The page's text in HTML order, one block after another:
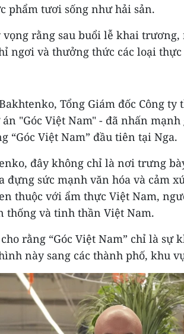
phẩm tươi sống như hải sản.
rằng sau buổi lễ khai
ngơi và thưởng thức các loại
Tổng Giám đốc Công
"Góc Việt Nam" - đã nhấn
“Góc Việt Nam” đầu tiên tại Nga.
đây không chỉ là nơi trưng
đựng sức mạnh văn hóa và cảm
thuộc với ẩm thực Việt Nam,
thống và tinh thần Việt Nam.
rằng “Góc Việt Nam” chỉ là sự
này sang các thành phố, khu